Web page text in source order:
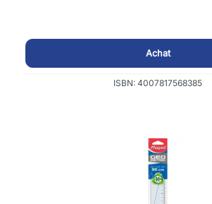
Achat
ISBN: 4007817568385